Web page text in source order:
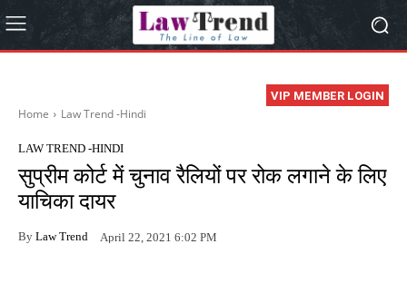
VIP MEMBER LOGIN
Home Law Trend -Hindi
LAW TREND -HINDI
सुप्रीम कोर्ट में चुनाव रैलियों पर रोक लगाने के लिए
याचिका दायर
By Law Trend April 22, 2021 6:02 PM